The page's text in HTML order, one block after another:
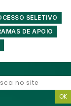
SELETIVO
DE APOIO